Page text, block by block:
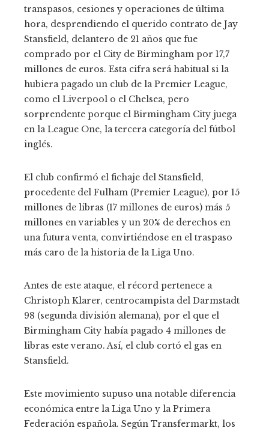
transpasos, cesiones y operaciones de última
hora, desprendiendo el querido contrato de Jay
Stansfield, delantero de 21 años que fue
comprado por el City de Birmingham por 17,7
millones de euros. Esta cifra será habitual si la
hubiera pagado un club de la Premier League,
como el Liverpool o el Chelsea, pero
sorprendente porque el Birmingham City juega
en la League One, la tercera categoría del fútbol
inglés.
El club confirmó el fichaje del Stansfield,
procedente del Fulham (Premier League), por 15
millones de libras (17 millones de euros) más 5
millones en variables y un 20% de derechos en
una futura venta, convirtiéndose en el traspaso
más caro de la historia de la Liga Uno.
Antes de este ataque, el récord pertenece a
Christoph Klarer, centrocampista del Darmstadt
98 (segunda división alemana), por el que el
Birmingham City había pagado 4 millones de
libras este verano. Así, el club cortó el gas en
Stansfield.
Este movimiento supuso una notable diferencia
económica entre la Liga Uno y la Primera
Federación española. Según Transfermarkt, los